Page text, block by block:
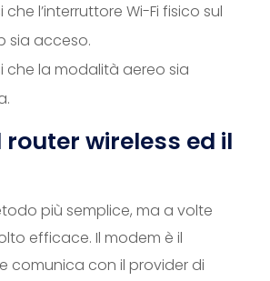
che l’interruttore Wi-Fi fisico sul
sia acceso.
che la modalità aereo sia
router wireless ed il
più semplice, ma a volte
efficace. Il modem è il
comunica con il provider di